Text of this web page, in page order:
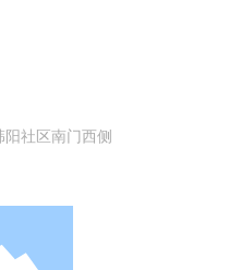
社区南门西侧